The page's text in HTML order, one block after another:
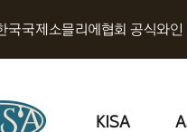
국국제소믈리에협회 공식와인
KISA